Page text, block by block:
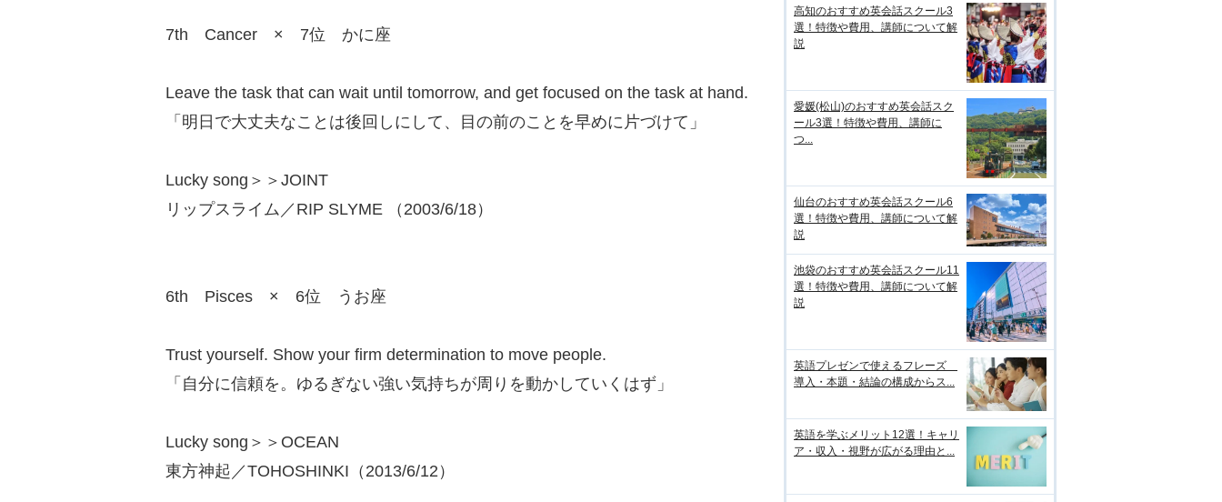
7th Cancer × 7位 かに座
Leave the task that can wait until tomorrow, and get focused on the task at hand.
「明日で大丈夫なことは後回しにして、目の前のことを早めに片づけて」
Lucky song＞＞JOINT
リップスライム／RIP SLYME （2003/6/18）
6th Pisces × 6位 うお座
Trust yourself. Show your firm determination to move people.
「自分に信頼を。ゆるぎない強い気持ちが周りを動かしていくはず」
Lucky song＞＞OCEAN
東方神起／TOHOSHINKI（2013/6/12）
高知のおすすめ英会話スクール3
選！特徴や費用、講師について解
説
愛媛(松山)のおすすめ英会話スク
ール3選！特徴や費用、講師に
つ...
仙台のおすすめ英会話スクール6
選！特徴や費用、講師について解
説
池袋のおすすめ英会話スクール11
選！特徴や費用、講師について解
説
英語プレゼンで使えるフレーズ
導入・本題・結論の構成からス...
英語を学ぶメリット12選！キャリ
ア・収入・視野が広がる理由と...